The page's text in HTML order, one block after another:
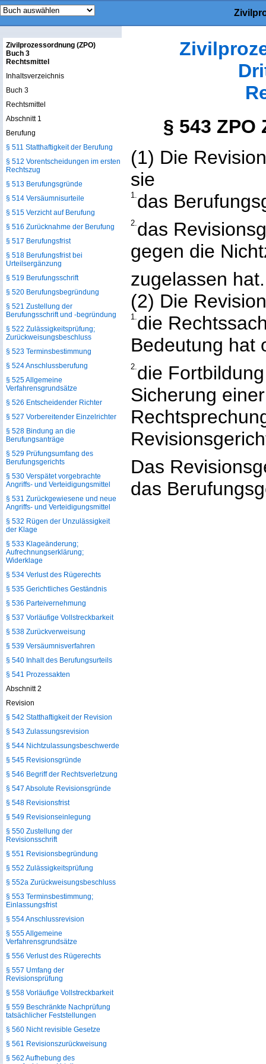
§ 543
(1) Die
sie
1.das
2.das
gegen die
zugelassen hat.
(2) Die
1.die
Bedeutung hat
2.die
Sicherung
Das
das
Zivilprozessordnung (ZPO)
Buch 3
Rechtsmittel
Inhaltsverzeichnis
Buch 3
Rechtsmittel
Abschnitt 1
Berufung
§ 511 Statthaftigkeit der Berufung
§ 512 Vorentscheidungen im ersten
Rechtszug
§ 513 Berufungsgründe
§ 514 Versäumnisurteile
§ 515 Verzicht auf Berufung
§ 516 Zurücknahme der Berufung
§ 517 Berufungsfrist
§ 518 Berufungsfrist bei
Urteilsergänzung
§ 519 Berufungsschrift
§ 520 Berufungsbegründung
§ 521 Zustellung der
Berufungsschrift und -begründung
§ 522 Zulässigkeitsprüfung;
Zurückweisungsbeschluss
§ 523 Terminsbestimmung
§ 524 Anschlussberufung
§ 525 Allgemeine
Verfahrensgrundsätze
§ 526 Entscheidender Richter
§ 527 Vorbereitender Einzelrichter
§ 528 Bindung an die
Berufungsanträge
§ 529 Prüfungsumfang des
Berufungsgerichts
§ 530 Verspätet vorgebrachte
Angriffs- und Verteidigungsmittel
§ 531 Zurückgewiesene und neue
Angriffs- und Verteidigungsmittel
§ 532 Rügen der Unzulässigkeit
der Klage
§ 533 Klageänderung;
Aufrechnungserklärung;
Widerklage
§ 534 Verlust des Rügerechts
§ 535 Gerichtliches Geständnis
§ 536 Parteivernehmung
§ 537 Vorläufige Vollstreckbarkeit
§ 538 Zurückverweisung
§ 539 Versäumnisverfahren
§ 540 Inhalt des Berufungsurteils
§ 541 Prozessakten
Abschnitt 2
Revision
§ 542 Statthaftigkeit der Revision
§ 543 Zulassungsrevision
§ 544 Nichtzulassungsbeschwerde
§ 545 Revisionsgründe
§ 546 Begriff der Rechtsverletzung
§ 547 Absolute Revisionsgründe
§ 548 Revisionsfrist
§ 549 Revisionseinlegung
§ 550 Zustellung der
Revisionsschrift
§ 551 Revisionsbegründung
§ 552 Zulässigkeitsprüfung
§ 552a Zurückweisungsbeschluss
§ 553 Terminsbestimmung;
Einlassungsfrist
§ 554 Anschlussrevision
§ 555 Allgemeine
Verfahrensgrundsätze
§ 556 Verlust des Rügerechts
§ 557 Umfang der
Revisionsprüfung
§ 558 Vorläufige Vollstreckbarkeit
§ 559 Beschränkte Nachprüfung
tatsächlicher Feststellungen
§ 560 Nicht revisible Gesetze
§ 561 Revisionszurückweisung
§ 562 Aufhebung des